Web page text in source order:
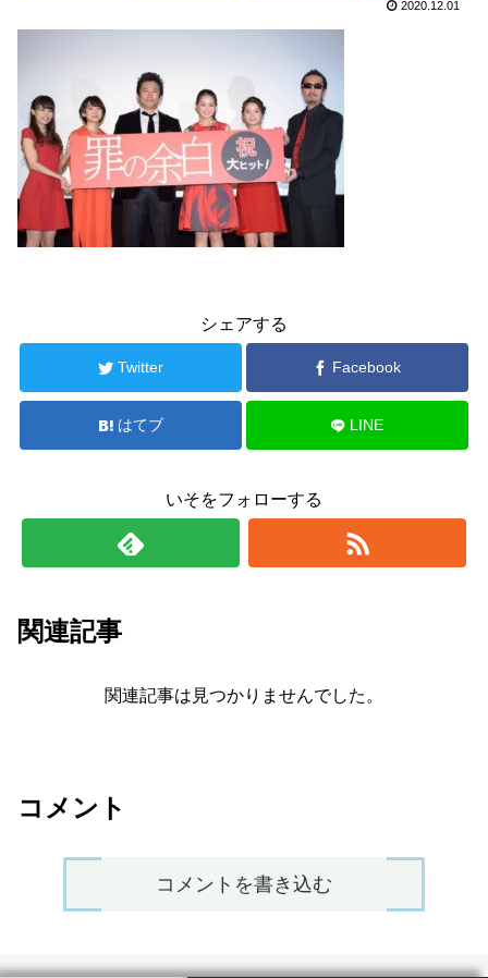
2020.12.01
シェアする
Twitter Facebook
はてブ LINE
いそをフォローする
関連記事
関連記事は見つかりませんでした。
コメント
コメントを書き込む